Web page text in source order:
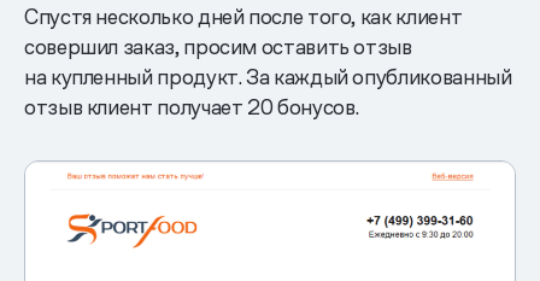
Спустя несколько дней после того, как клиент
совершил заказ, просим оставить отзыв
на купленный продукт. За каждый опубликованный
отзыв клиент получает 20 бонусов.